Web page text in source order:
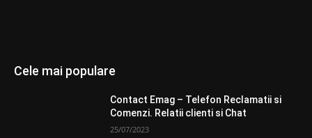
Cele mai populare
Contact Emag – Telefon Reclamatii si
Comenzi. Relatii clienti si Chat
25/07/2023